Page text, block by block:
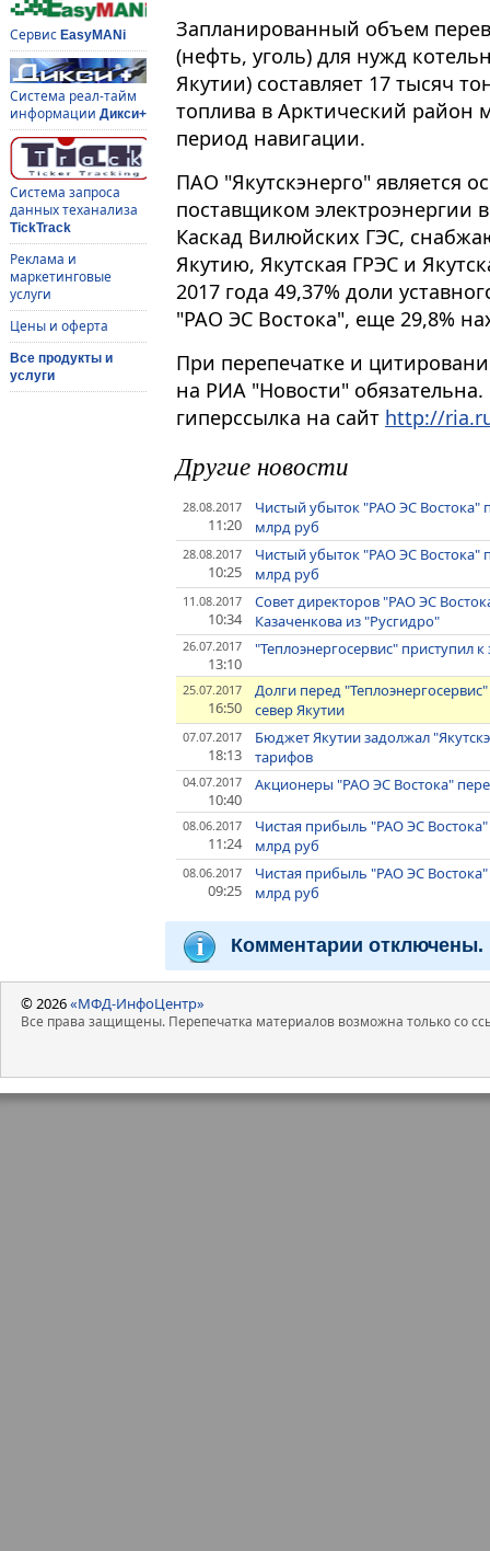
Сервис EasyMANi
Система реал-тайм
информации Дикси+
Система запроса
данных теханализа
TickTrack
Реклама и
маркетинговые
услуги
Цены и оферта
Все продукты и
услуги
Запланированный объем
(нефть, уголь) для нужд
Якутии) составляет 17 тысяч
топлива в Арктический район
период навигации.
ПАО "Якутскэнерго" является
поставщиком электроэнергии
Каскад Вилюйских ГЭС,
Якутию, Якутская ГРЭС и
2017 года 49,37% доли
"РАО ЭС Востока", еще 29,8%
При перепечатке и
на РИА "Новости"
гиперссылка на сайт http://
Другие новости
28.08.2017
11:20
Чистый убыток "РАО ЭС Востока"
млрд руб
28.08.2017
10:25
Чистый убыток "РАО ЭС Востока"
млрд руб
11.08.2017
10:34
Совет директоров "РАО ЭС
Казаченкова из "Русгидро"
26.07.2017
13:10
"Теплоэнергосервис" приступил
25.07.2017
16:50
Долги перед
север Якутии
07.07.2017
18:13
Бюджет Якутии задолжал
тарифов
04.07.2017
10:40
Акционеры "РАО ЭС Востока"
08.06.2017
11:24
Чистая прибыль "РАО ЭС
млрд руб
08.06.2017
09:25
Чистая прибыль "РАО ЭС
млрд руб
Комментарии отключены.
© 2026«МФД-ИнфоЦентр»
Все права защищены. Перепечатка материалов возможна только со